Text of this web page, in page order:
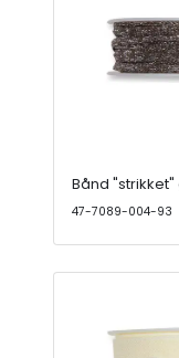
Bånd
47-7089-004-93